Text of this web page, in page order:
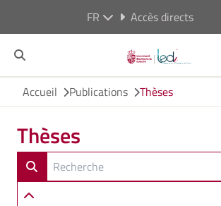
FR Accès directs
Accueil Publications Thèses
Thèses